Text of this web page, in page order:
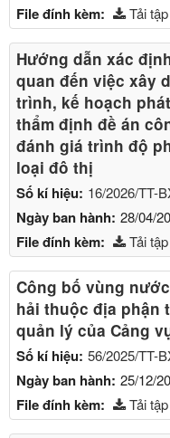
File đính kèm: Tải
Hướng dẫn xác
quan đến việc xây
trình, kế hoạch
thẩm định đề án
đánh giá trình độ
loại đô thị
Số kí hiệu: 16/2026/TT-
Ngày ban hành: 28/04/
File đính kèm: Tải
Công bố vùng
hải thuộc địa phận
quản lý của Cảng
Số kí hiệu: 56/2025/TT-
Ngày ban hành: 25/12/
File đính kèm: Tải